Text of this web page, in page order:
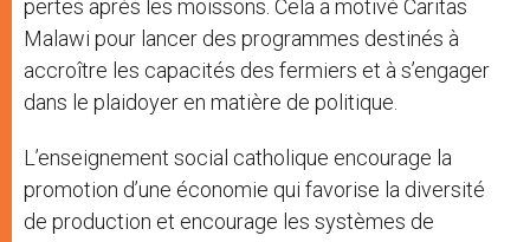
pertes après les moissons. Cela a motivé Caritas
Malawi pour lancer des programmes destinés à
accroître les capacités des fermiers et à s’engager
dans le plaidoyer en matière de politique.
L’enseignement social catholique encourage la
promotion d’une économie qui favorise la diversité
de production et encourage les systèmes de